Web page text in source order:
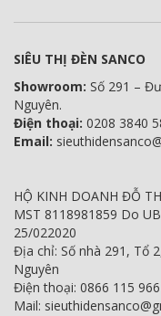
SIÊU THỊ ĐÈN SANCO
Showroom: Số 291 –
Nguyên.
Điện thoại: 0208 3840
Email:
HỘ KINH DOANH ĐỖ
MST 8118981859 Do
25/022020
Địa chỉ: Số nhà 291, Tổ
Nguyên
Điện thoại: 0866 115 966
Mail: